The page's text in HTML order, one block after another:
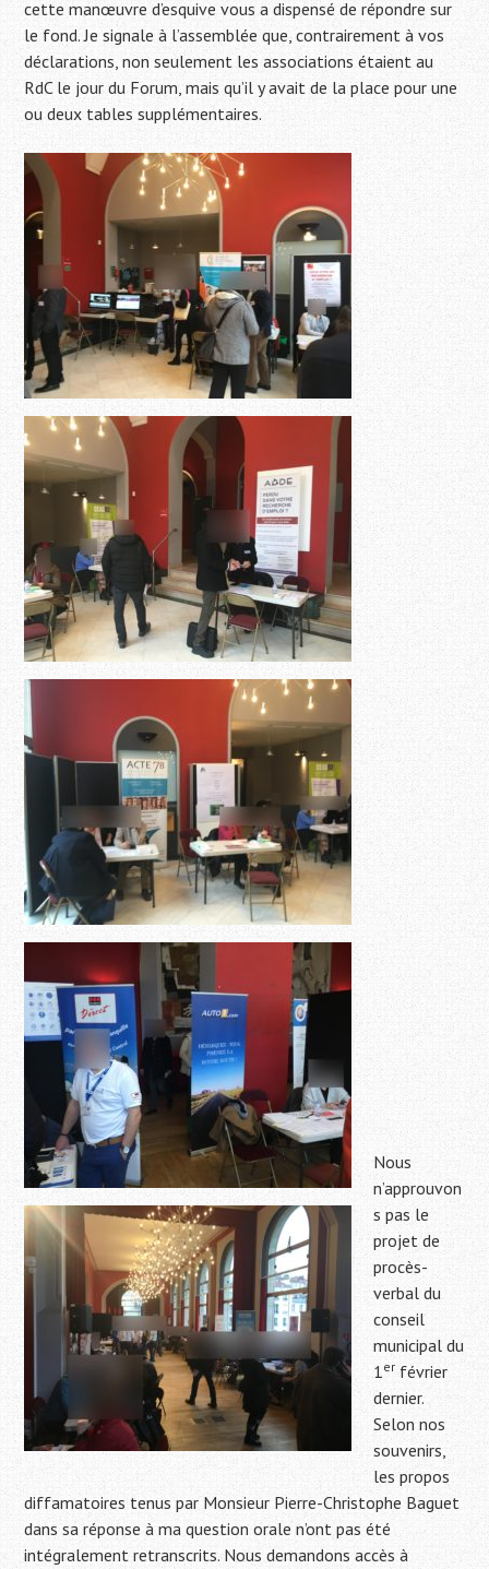
cette manœuvre d’esquive vous a dispensé de répondre sur
le fond. Je signale à l’assemblée que, contrairement à vos
déclarations, non seulement les associations étaient au
RdC le jour du Forum, mais qu’il y avait de la place pour une
ou deux tables supplémentaires.
Nous
n’approuvon
s pas le
projet de
procès-
verbal du
conseil
municipal du
1er février
dernier.
Selon nos
souvenirs,
les propos
diffamatoires tenus par Monsieur Pierre-Christophe Baguet
dans sa réponse à ma question orale n’ont pas été
intégralement retranscrits. Nous demandons accès à